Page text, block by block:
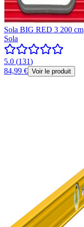
Sola BIG RED 3 200 cm
Sola
5.0 (131)
84,99 € Voir le produit